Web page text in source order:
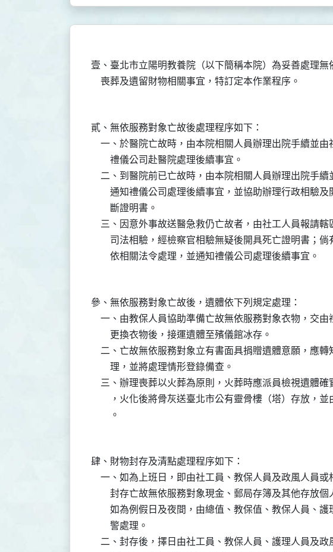
壹、臺北市立陽明教養院（以下簡稱本院）為妥善處理無
貳、無依服務對象亡故後處理程序如下：
一、於醫院亡故時，由本院相關人員辦理出院手續並由
        禮儀公司赴醫院處理後續事宜。
二、到醫院前已亡故時，由本院相關人員辦理出院手續
通知禮儀公司處理後續事宜，並協助辦理行政相驗
        斷證明書。
三、因意外事故送醫急救仍亡故者，由社工人員報請
司法相驗，經檢察官相驗無疑後開具死亡證明書；
參、無依服務對象亡故後，遺體依下列規定處理：
一、由教保人員協助準備亡故無依服務對象衣物，交
        更換衣物後，接運遺體至殯儀館冰存。
二、亡故無依服務對象立有書面具捐贈遺體意願，應
        理，並將處理情形登錄備查。
三、辦理喪葬以火葬為原則，火葬時應派員檢視遺體
，火化後將骨灰送臺北市公有靈骨樓（塔）存放，
肆、財物封存及清點處理程序如下：
一、如為上班日，即由社工員、教保人員及政風人員或
封存亡故無依服務對象現金、郵局存簿及其他存放個
如為例假日及夜間，由總值、教保值、教保人員、
        警處理。
二、封存後，擇日由社工員、教保人員、護理人員及政